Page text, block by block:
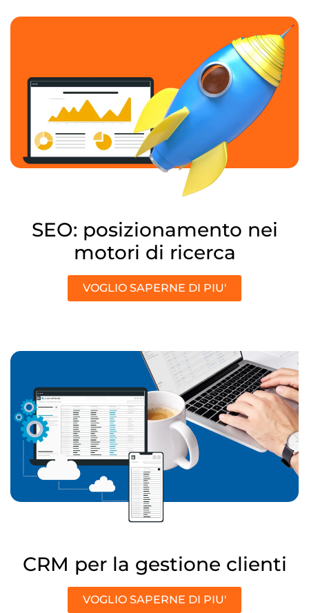
SEO: posizionamento nei
motori di ricerca
VOGLIO SAPERNE DI PIU'
CRM per la gestione clienti
VOGLIO SAPERNE DI PIU'